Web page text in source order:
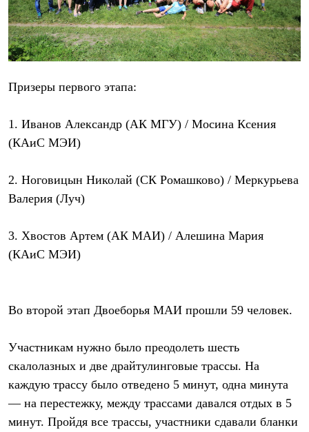
Аксессуары для рюкзаков
Спальные мешки
Пуховые
Комбинированные
С синтетическим утеплителем
Сумки и баулы
Сумки
Гермомешки
Полезные аксессуары
Еда
Обувь
Сапоги
Ботинки
Мужская обувь
Гамаши и бахилы
Тапочки и чуни
Чуни
Уход за обувью
Аксессуары
Головные уборы
Шапки
Призеры первого этапа:
1. Иванов Александр (АК МГУ) / Мосина Ксения
(КАиС МЭИ)
2. Ноговицын Николай (СК Ромашково) / Меркурьева
Валерия (Луч)
3. Хвостов Артем (АК МАИ) / Алешина Мария
(КАиС МЭИ)
Во второй этап Двоеборья МАИ прошли 59 человек.
Участникам нужно было преодолеть шесть
скалолазных и две драйтулинговые трассы. На
каждую трассу было отведено 5 минут, одна минута
— на перестежку, между трассами давался отдых в 5
минут. Пройдя все трассы, участники сдавали бланки